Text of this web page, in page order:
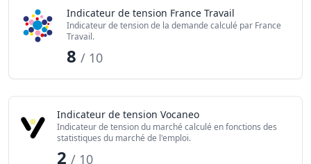
Indicateur de tension France Travail
Indicateur de tension de la demande calculé par France
Travail.
8/ 10
Indicateur de tension Vocaneo
Indicateur de tension du marché calculé en fonctions des
statistiques du marché de l'emploi.
2 / 10